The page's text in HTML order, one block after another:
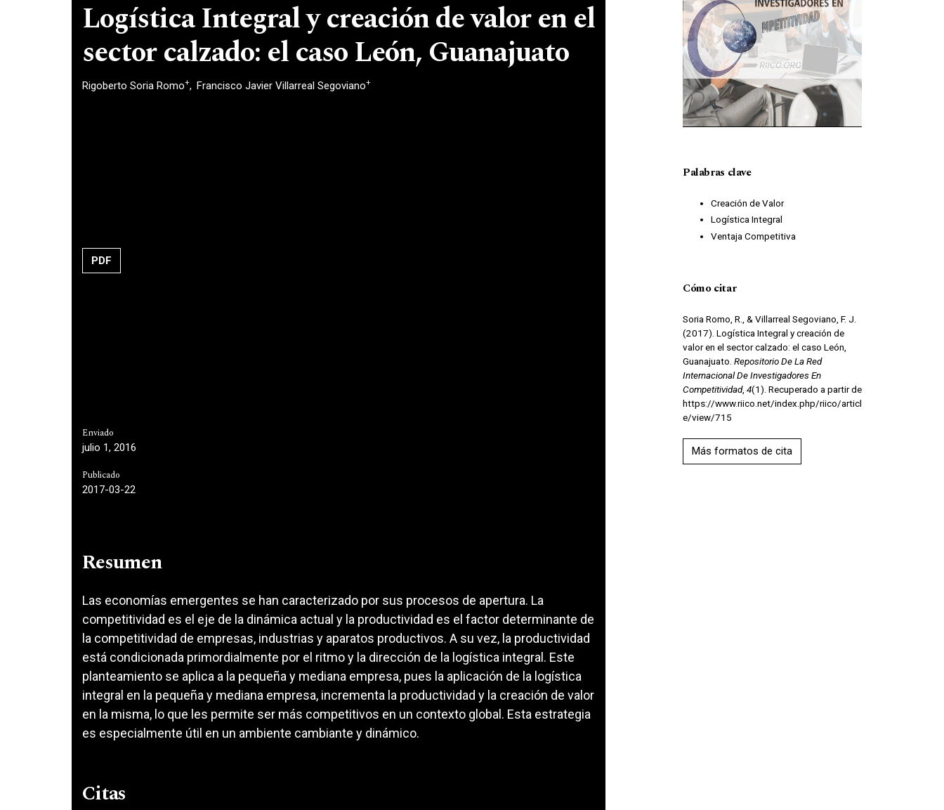
Logística Integral y creación de valor en el
sector calzado: el caso León, Guanajuato
Rigoberto Soria Romo+ Francisco Javier Villarreal Segoviano+
PDF
Enviado
julio 1, 2016
Publicado
2017-03-22
Resumen
Las economías emergentes se han caracterizado por sus procesos de apertura. La
competitividad es el eje de la dinámica actual y la productividad es el factor determinante de
la competitividad de empresas, industrias y aparatos productivos. A su vez, la productividad
está condicionada primordialmente por el ritmo y la dirección de la logística integral. Este
planteamiento se aplica a la pequeña y mediana empresa, pues la aplicación de la logística
integral en la pequeña y mediana empresa, incrementa la productividad y la creación de valor
en la misma, lo que les permite ser más competitivos en un contexto global. Esta estrategia
es especialmente útil en un ambiente cambiante y dinámico.
Citas
Palabras clave
Creación de Valor
Logística Integral
Ventaja Competitiva
Cómo citar
Soria Romo, R., & Villarreal Segoviano, F. J.
(2017). Logística Integral y creación de
valor en el sector calzado: el caso León,
Guanajuato. Repositorio De La Red
Internacional De Investigadores En
Competitividad, 4(1). Recuperado a partir de
https://www.riico.net/index.php/riico/articl
e/view/715
Más formatos de cita